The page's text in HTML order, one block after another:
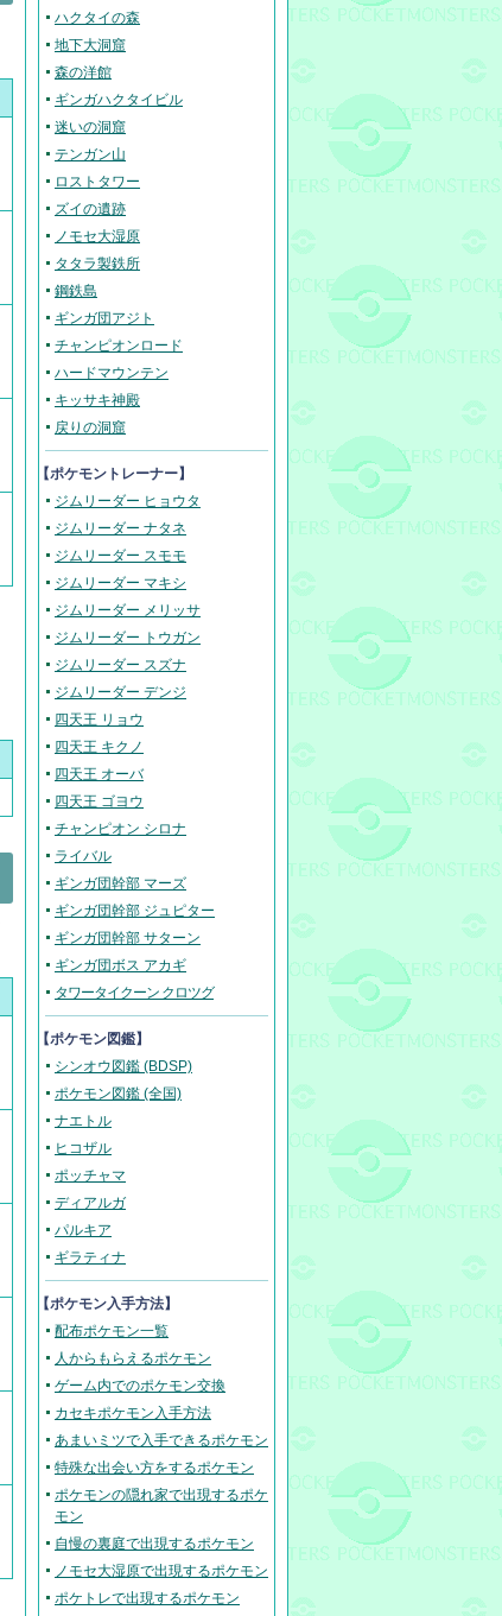
ハクタイの森
地下大洞窟
森の洋館
ギンガハクタイビル
迷いの洞窟
テンガン山
ロストタワー
ズイの遺跡
ノモセ大湿原
タタラ製鉄所
鋼鉄島
ギンガ団アジト
チャンピオンロード
ハードマウンテン
キッサキ神殿
戻りの洞窟
【ポケモントレーナー】
ジムリーダー ヒョウタ
ジムリーダー ナタネ
ジムリーダー スモモ
ジムリーダー マキシ
ジムリーダー メリッサ
ジムリーダー トウガン
ジムリーダー スズナ
ジムリーダー デンジ
四天王 リョウ
四天王 キクノ
四天王 オーバ
四天王 ゴヨウ
チャンピオン シロナ
ライバル
ギンガ団幹部 マーズ
ギンガ団幹部 ジュピター
ギンガ団幹部 サターン
ギンガ団ボス アカギ
タワータイクーン クロツグ
【ポケモン図鑑】
シンオウ図鑑 (BDSP)
ポケモン図鑑 (全国)
ナエトル
ヒコザル
ポッチャマ
ディアルガ
パルキア
ギラティナ
【ポケモン入手方法】
配布ポケモン一覧
人からもらえるポケモン
ゲーム内でのポケモン交換
カセキポケモン入手方法
あまいミツで入手できるポケモン
特殊な出会い方をするポケモン
ポケモンの隠れ家で出現するポケ
モン
自慢の裏庭で出現するポケモン
ノモセ大湿原で出現するポケモン
ポケトレで出現するポケモン